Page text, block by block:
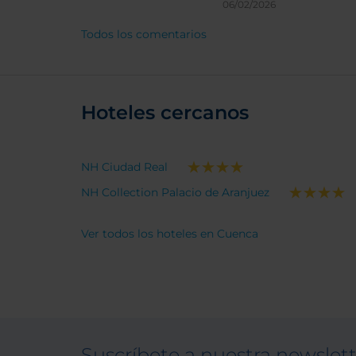
06/02/2026
Todos los comentarios
Hoteles cercanos
NH Ciudad Real
NH Collection Palacio de Aranjuez
Ver todos los hoteles en Cuenca